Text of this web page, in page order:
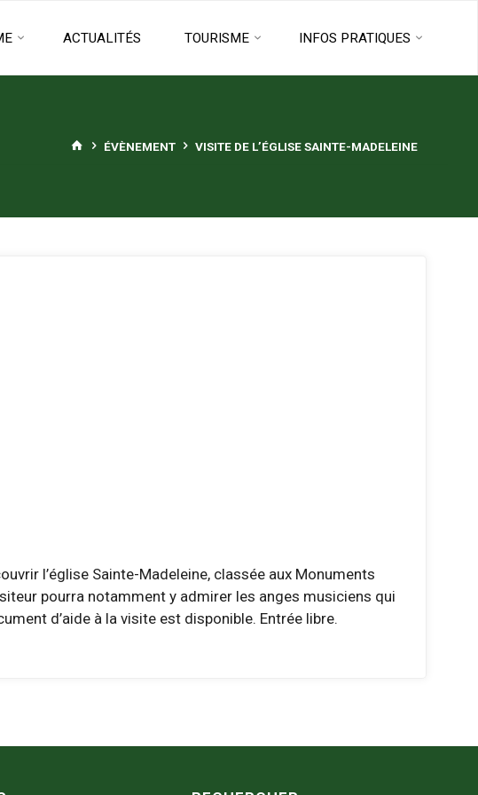
ACTUALITÉS TOURISME INFOS PRATIQUES
HOME
ÉVÈNEMENT VISITE DE L’ÉGLISE SAINTE-MADELEINE
l’église Sainte-Madeleine, classée aux Monuments
pourra notamment y admirer les anges musiciens qui
d’aide à la visite est disponible. Entrée libre.